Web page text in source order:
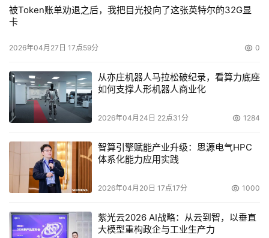
被Token账单劝退之后，我把目光投向了这张英特尔的32G显
卡
2026年04月27日 17点59分 0
从亦庄机器人马拉松破纪录，看算力底座
如何支撑人形机器人商业化
2026年04月24日 22点31分 1284
智算引擎赋能产业升级：思源电气HPC
体系化能力应用实践
2026年04月20日 17点17分 1000
紫光云2026 AI战略：从云到智，以垂直
大模型重构政企与工业生产力